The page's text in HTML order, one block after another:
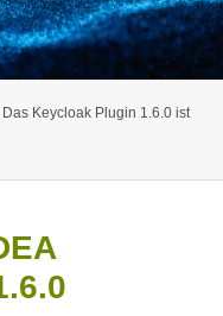
Keycloak Plugin 1.6.0 ist